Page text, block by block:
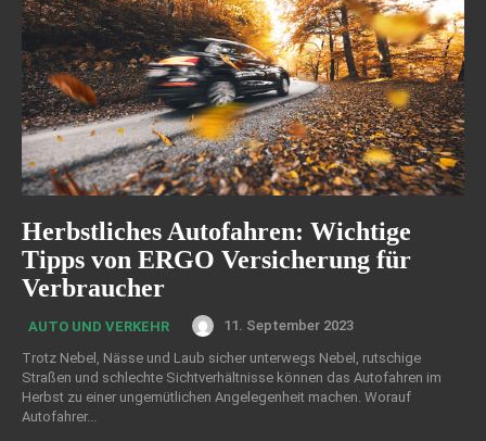
Herbstliches Autofahren: Wichtige
Tipps von ERGO Versicherung für
Verbraucher
AUTO UND VERKEHR
11. September 2023
Trotz Nebel, Nässe und Laub sicher unterwegs Nebel, rutschige
Straßen und schlechte Sichtverhältnisse können das Autofahren im
Herbst zu einer ungemütlichen Angelegenheit machen. Worauf
Autofahrer...